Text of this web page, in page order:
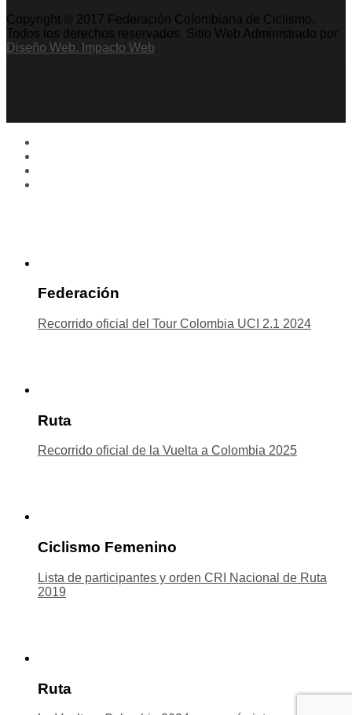
Copyright © 2017 Federación Colombiana de Ciclismo.
Todos los derechos reservados. Sitio Web Administrado por
Diseño Web. Impacto Web
Federación
Recorrido oficial del Tour Colombia UCI 2.1 2024
Ruta
Recorrido oficial de la Vuelta a Colombia 2025
Ciclismo Femenino
Lista de participantes y orden CRI Nacional de Ruta
2019
Ruta